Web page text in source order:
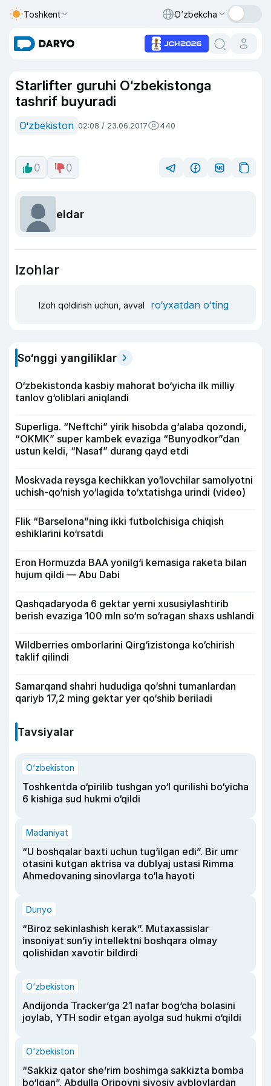
Toshkent O‘zbekcha
Starlifter guruhi O‘zbekistonga
tashrif buyuradi
O‘zbekiston 02:08 / 23.06.2017 440
0 0
eldar
Izohlar
Izoh qoldirish uchun, avval ro‘yxatdan o‘ting
So‘nggi yangiliklar
O‘zbekistonda kasbiy mahorat bo‘yicha ilk milliy
tanlov g‘oliblari aniqlandi
Superliga. “Neftchi” yirik hisobda g‘alaba qozondi,
“OKMK” super kambek evaziga “Bunyodkor”dan
ustun keldi, “Nasaf” durang qayd etdi
Moskvada reysga kechikkan yo‘lovchilar samolyotni
uchish-qo‘nish yo‘lagida to‘xtatishga urindi (video)
Flik “Barselona”ning ikki futbolchisiga chiqish
eshiklarini ko‘rsatdi
Eron Hormuzda BAA yonilg‘i kemasiga raketa bilan
hujum qildi — Abu Dabi
Qashqadaryoda 6 gektar yerni xususiylashtirib
berish evaziga 100 mln so‘m so‘ragan shaxs ushlandi
Wildberries omborlarini Qirg‘izistonga ko‘chirish
taklif qilindi
Samarqand shahri hududiga qo‘shni tumanlardan
qariyb 17,2 ming gektar yer qo‘shib beriladi
Tavsiyalar
O‘zbekiston
Toshkentda o‘pirilib tushgan yo‘l qurilishi bo‘yicha
6 kishiga sud hukmi o‘qildi
Madaniyat
“U boshqalar baxti uchun tug‘ilgan edi”. Bir umr
otasini kutgan aktrisa va dublyaj ustasi Rimma
Ahmedovaning sinovlarga to‘la hayoti
Dunyo
“Biroz sekinlashish kerak”. Mutaxassislar
insoniyat sun’iy intellektni boshqara olmay
qolishidan xavotir bildirdi
O‘zbekiston
Andijonda Tracker’ga 21 nafar bog‘cha bolasini
joylab, YTH sodir etgan ayolga sud hukmi o‘qildi
O‘zbekiston
“Sakkiz qator she’rim boshimga sakkizta bomba
bo‘lgan”. Abdulla Oripovni siyosiy ayblovlardan